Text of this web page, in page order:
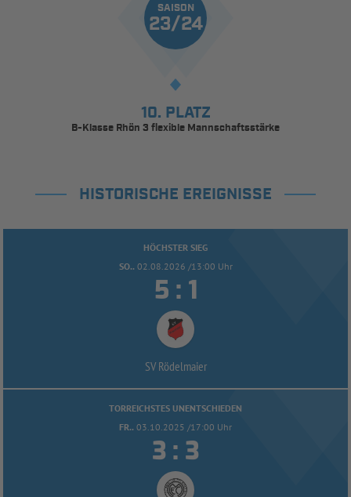
SAISON
23/24
10. PLATZ
B-Klasse Rhön 3 flexible Mannschaftsstärke
HISTORISCHE EREIGNISSE
HÖCHSTER SIEG
SO.. 02.08.2026 /13:00 Uhr
 : 
SV Rödelmaier
TORREICHSTES UNENTSCHIEDEN
FR.. 03.10.2025 /17:00 Uhr
 : 